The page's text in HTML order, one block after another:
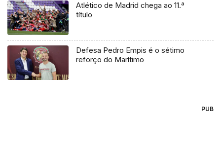
Atlético de Madrid chega ao 11.ª
título
Defesa Pedro Empis é o sétimo
reforço do Marítimo
PUB